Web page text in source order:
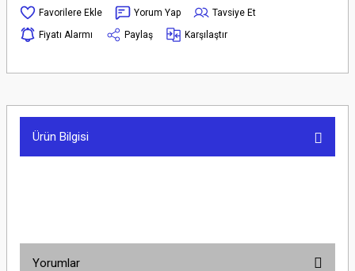
Yorum Yap
Tavsiye Et
Fiyatı Alarmı
Paylaş Karşılaştır
Ürün Bilgisi
Yorumlar